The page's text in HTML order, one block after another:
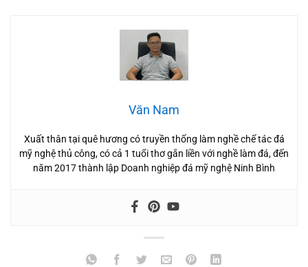
Văn Nam
Xuất thân tại quê hương có truyền thống làm nghề chế tác đá
mỹ nghệ thủ công, có cả 1 tuổi thơ gắn liền với nghề làm đá, đến
năm 2017 thành lập Doanh nghiệp đá mỹ nghệ Ninh Bình